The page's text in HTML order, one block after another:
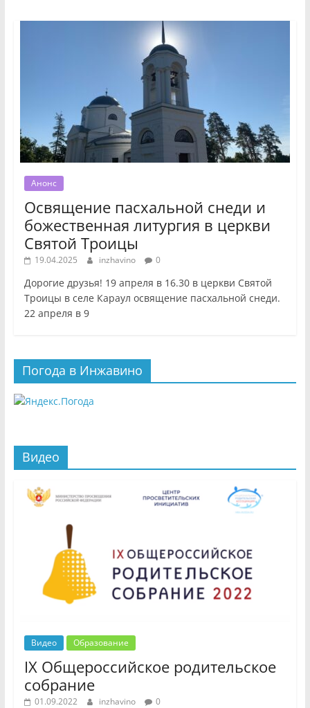
Анонс
Освящение пасхальной снеди и
божественная литургия в церкви
Святой Троицы
19.04.2025 inzhavino 0
Дорогие друзья! 19 апреля в 16.30 в церкви Святой
Троицы в селе Караул освящение пасхальной снеди.
22 апреля в 9
Погода в Инжавино
Видео
Видео Образование
IX Общероссийское родительское
собрание
01.09.2022 inzhavino 0